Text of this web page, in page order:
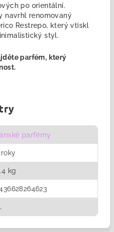
po orientální.
navrhl renomovaný
Restrepo, který vtiskl
styl.
parfém, který
parfémy
roky
kg